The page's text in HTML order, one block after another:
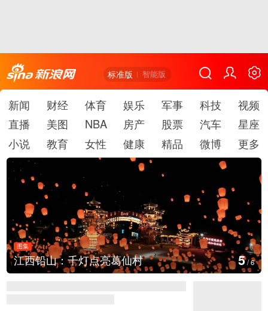
标准版 智能版
新闻 财经 体育 娱乐 军事 科技
视频
直播
美图 NBA 房产 股票 汽车
星座
小说
教育 女性 健康 精品 微博 更多
图集
江西铅山：千灯点亮葛仙村 5/6